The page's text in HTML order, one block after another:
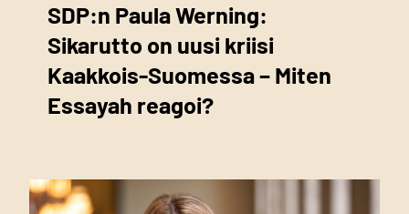
SDP:n Paula Werning:
Sikarutto on uusi kriisi
Kaakkois-Suomessa – Miten
Essayah reagoi?